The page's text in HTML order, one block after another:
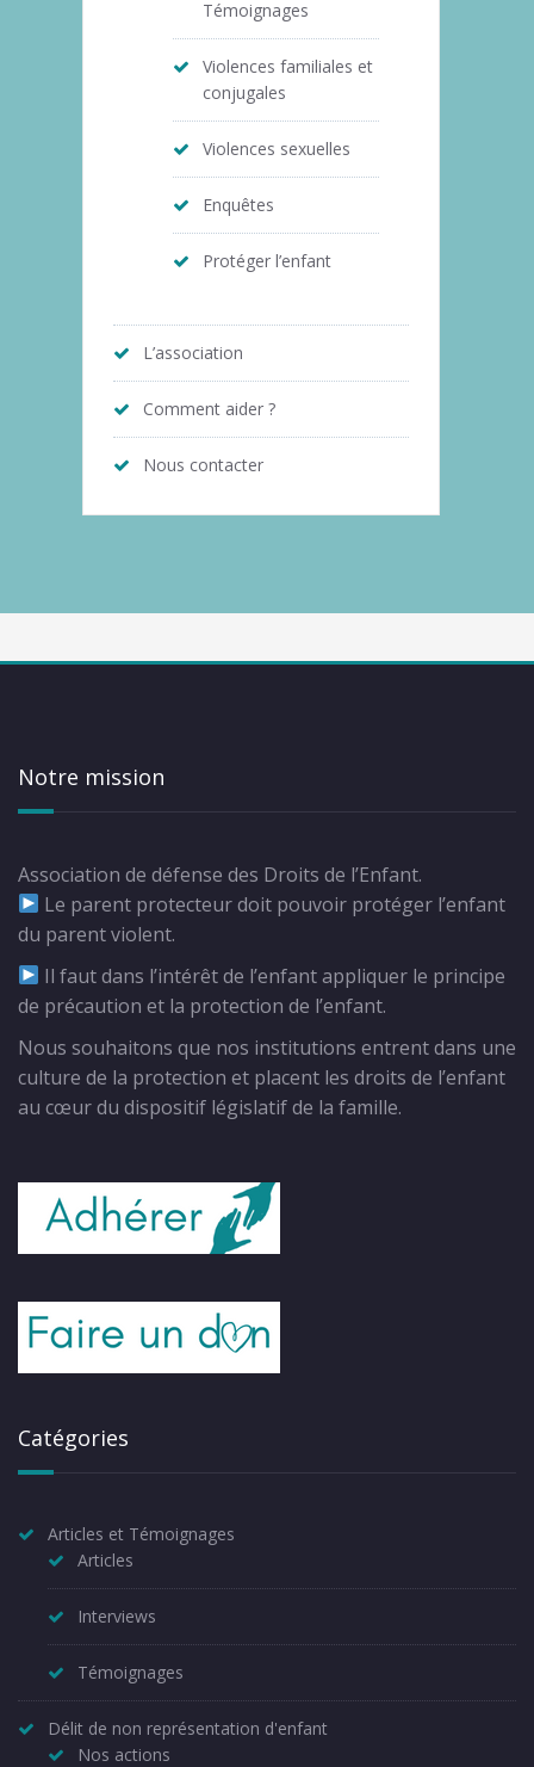
Témoignages
Violences familiales et
conjugales
Violences sexuelles
Enquêtes
Protéger l’enfant
L’association
Comment aider ?
Nous contacter
Notre mission
Association de défense des Droits de l’Enfant.
Le parent protecteur doit pouvoir protéger l’enfant
du parent violent.
Il faut dans l’intérêt de l’enfant appliquer le principe
de précaution et la protection de l’enfant.
Nous souhaitons que nos institutions entrent dans une
culture de la protection et placent les droits de l’enfant
au cœur du dispositif législatif de la famille.
Catégories
Articles et Témoignages
Articles
Interviews
Témoignages
Délit de non représentation d'enfant
Nos actions